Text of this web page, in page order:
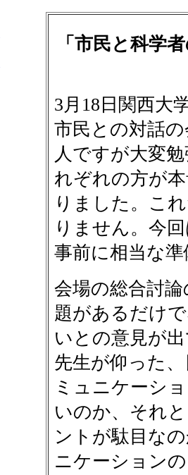
「市民と科学
3月18日関西大
市民との対話
人ですが大変
れぞれの方が
りました。こ
りません。今
事前に相当な
会場の総合討
題があるだけ
いとの意見が
先生が仰った
ミュニケーシ
いのか、それ
ントが駄目な
ニケーションの